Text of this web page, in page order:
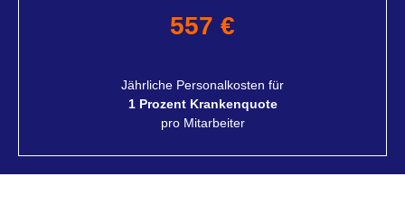
557 €
Jährliche Personalkosten für
1 Prozent Krankenquote
pro Mitarbeiter